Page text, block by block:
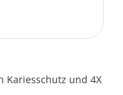
Kariesschutz und 4X